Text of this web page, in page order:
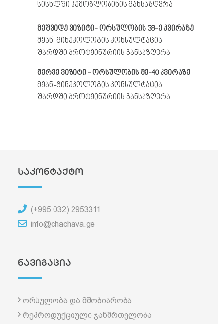
სისხლში ჰემოგლობინის განსაზღვრა
მეშვიდე ვიზიტი-ორსულობის 38-ე კვირაზე
მეან-გინეკოლოგის კონსულტაცია
შარდში პროტეინურიის განსაზღვრა
მერვე ვიზიტი -ორსულობისმე-40კვირაზე
მეან-გინეკოლოგის კონსულტაცია
შარდში პროტეინურიის განსაზღვრა
საკონტაქტო
(+995 032) 2953311
info@chachava.ge
ნავიგაცია
ორსულობა და მშობიარობა
რეპროდუქციული ჯანმრთელობა